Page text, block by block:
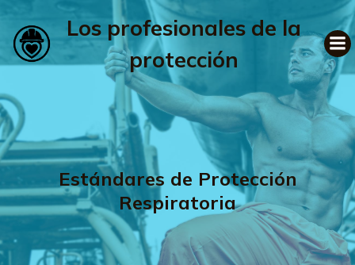
Los profesionales de la
protección
Estándares de Protección
Respiratoria